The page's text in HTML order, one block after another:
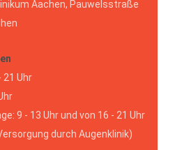
Aachen, Pauwelsstraße
21 Uhr
9 - 13 Uhr und von 16 - 21 Uhr
durch Augenklinik)